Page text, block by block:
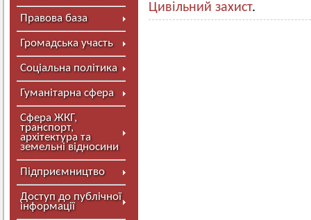
Правова база
Громадська участь
Соціальна політика
Гуманітарна сфера
Сфера ЖКГ,
транспорт,
архітектура та
земельні відносини
Підприємництво
Доступ до публічної
інформації
Цивільний захист.